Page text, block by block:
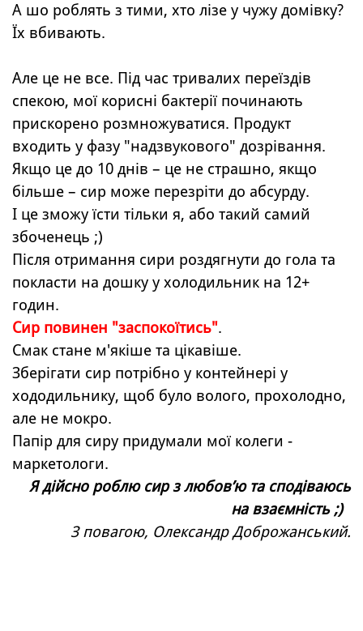
А шо роблять з тими, хто лізе у чужу домівку?
Їх вбивають.
Але це не все. Під час тривалих переїздів
спекою, мої корисні бактерії починають
прискорено розмножуватися. Продукт
входить у фазу "надзвукового" дозрівання.
Якщо це до 10 днів – це не страшно, якщо
більше – сир може перезріти до абсурду.
І це зможу їсти тільки я, або такий самий
збоченець ;)
Після отримання сири роздягнути до гола та
покласти на дошку у холодильник на 12+
годин.
Сир повинен "заспокоїтись".
Смак стане м'якіше та цікавіше.
Зберігати сир потрібно у контейнері у
хододильнику, щоб було волого, прохолодно,
але не мокро.
Папір для сиру придумали мої колеги -
маркетологи.
Я дійсно роблю сир з любов’ю та сподіваюсь
на взаємність ;)
З повагою, Олександр Доброжанський.